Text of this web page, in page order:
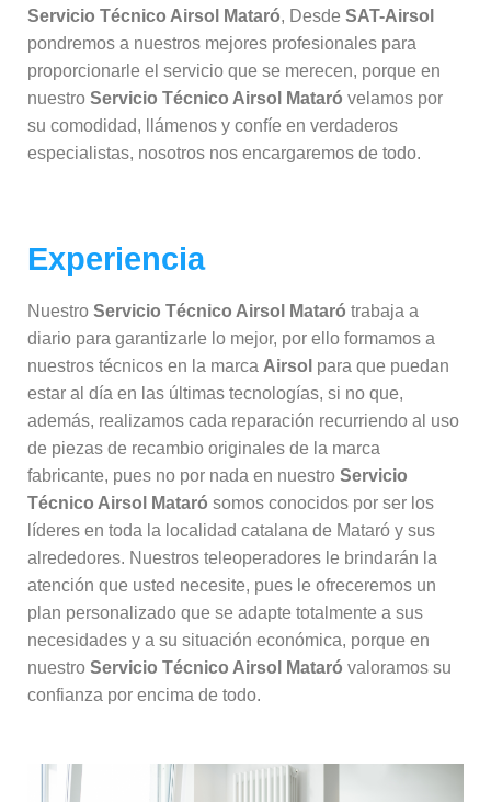
Servicio Técnico Airsol Mataró, Desde SAT-Airsol
pondremos a nuestros mejores profesionales para
proporcionarle el servicio que se merecen, porque en
nuestro Servicio Técnico Airsol Mataró velamos por
su comodidad, llámenos y confíe en verdaderos
especialistas, nosotros nos encargaremos de todo.
Experiencia
Nuestro Servicio Técnico Airsol Mataró trabaja a
diario para garantizarle lo mejor, por ello formamos a
nuestros técnicos en la marca Airsol para que puedan
estar al día en las últimas tecnologías, si no que,
además, realizamos cada reparación recurriendo al uso
de piezas de recambio originales de la marca
fabricante, pues no por nada en nuestro Servicio
Técnico Airsol Mataró somos conocidos por ser los
líderes en toda la localidad catalana de Mataró y sus
alrededores. Nuestros teleoperadores le brindarán la
atención que usted necesite, pues le ofreceremos un
plan personalizado que se adapte totalmente a sus
necesidades y a su situación económica, porque en
nuestro Servicio Técnico Airsol Mataró valoramos su
confianza por encima de todo.